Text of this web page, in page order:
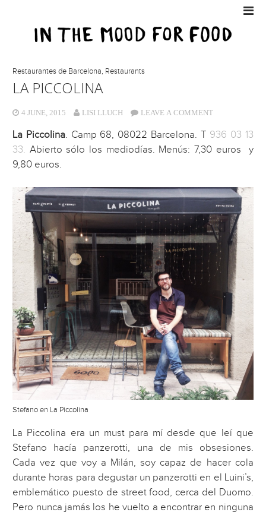
Restaurantes de Barcelona, Restaurants
LA PICCOLINA
4 JUNE, 2015 LISI LLUCH LEAVE A COMMENT
La Piccolina. Camp 68, 08022 Barcelona. T 936 03 13
33. Abierto sólo los mediodías. Menús: 7,30 euros y
9,80 euros.
Stefano en La Piccolina
La Piccolina era un must para mí desde que leí que
Stefano hacía panzerotti, una de mis obsesiones.
Cada vez que voy a Milán, soy capaz de hacer cola
durante horas para degustar un panzerotti en el Luini’s,
emblemático puesto de street food, cerca del Duomo.
Pero nunca jamás los he vuelto a encontrar en ninguna